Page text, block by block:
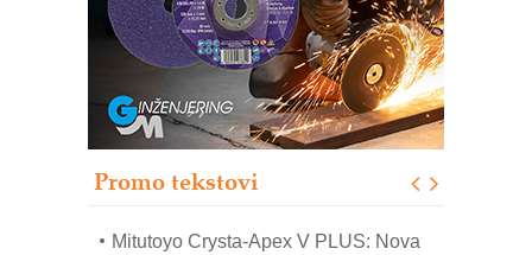
Promo tekstovi
Bezbednost na prvom mestu!
IB BLUMENAUER - više od 40 godina
poverenja u industriji
Art Utopia Studio – vizuelne priče
industrije i biznisa
Mitutoyo Crysta-Apex V PLUS: Nova
OBO sistemi mrežastih nosača kablova